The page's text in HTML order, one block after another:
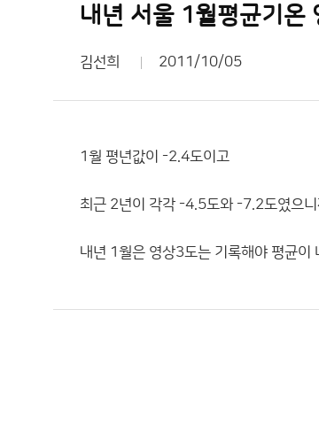
내년 서울 1월평균기온
김선희 2011/10/05
1월 평년값이 -2.4도이고
최근 2년이 각각 -4.5도와 -7.2도였으
내년 1월은 영상3도는 기록해야 평균이